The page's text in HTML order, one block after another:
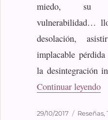
miedo, su
vulnerabilidad…
desolación,
implacable
la desintegración
Continuar leyendo
Publicado
29/10/2017 Reseñas,